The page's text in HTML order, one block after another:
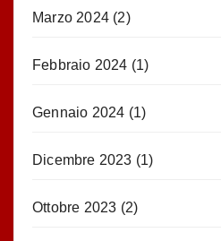
Marzo 2024 (2)
Febbraio 2024 (1)
Gennaio 2024 (1)
Dicembre 2023 (1)
Ottobre 2023 (2)